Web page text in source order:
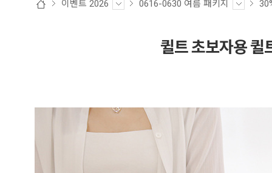
이벤트 2026 0616-0630 여름 패키지
퀼트 초보자용 퀼